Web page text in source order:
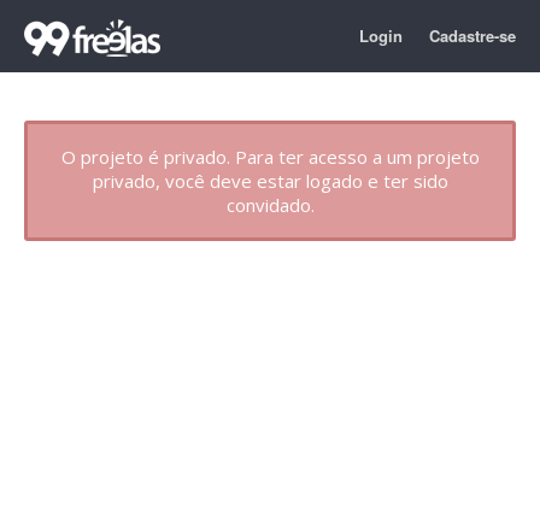
Login Cadastre-se
O projeto é privado. Para ter acesso a um projeto
privado, você deve estar logado e ter sido
convidado.